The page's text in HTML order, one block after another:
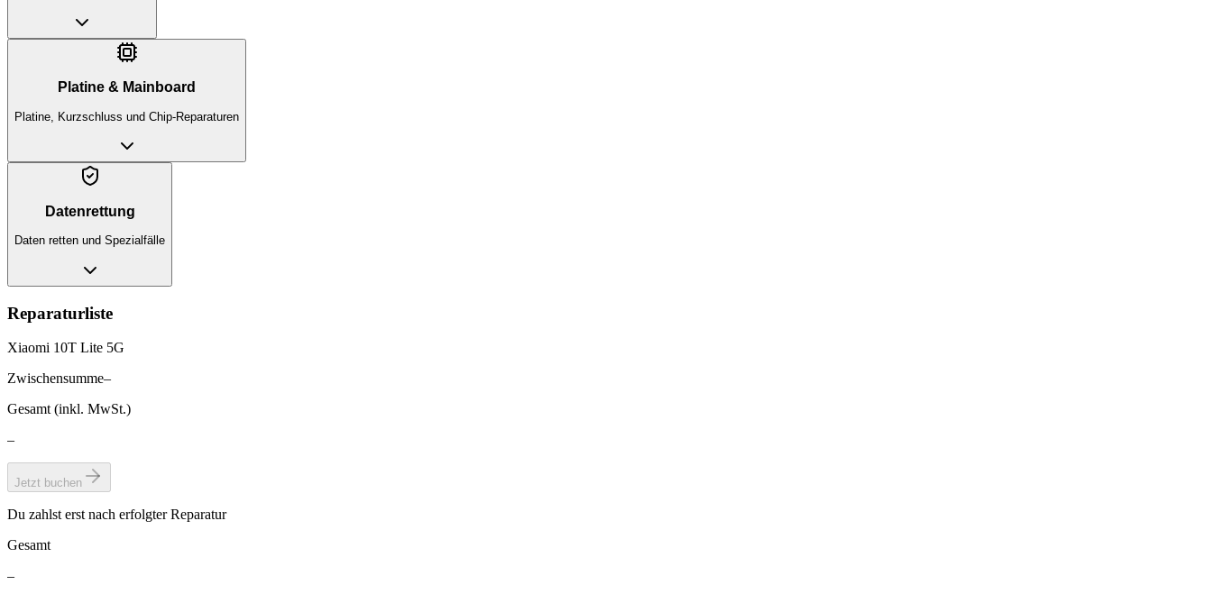
Platine & Mainboard
Platine, Kurzschluss und Chip-Reparaturen
Datenrettung
Daten retten und Spezialfälle
Reparaturliste
Xiaomi 10T Lite 5G
Zwischensumme–
Gesamt (inkl. MwSt.)
–
Jetzt buchen
Du zahlst erst nach erfolgter Reparatur
Gesamt
–